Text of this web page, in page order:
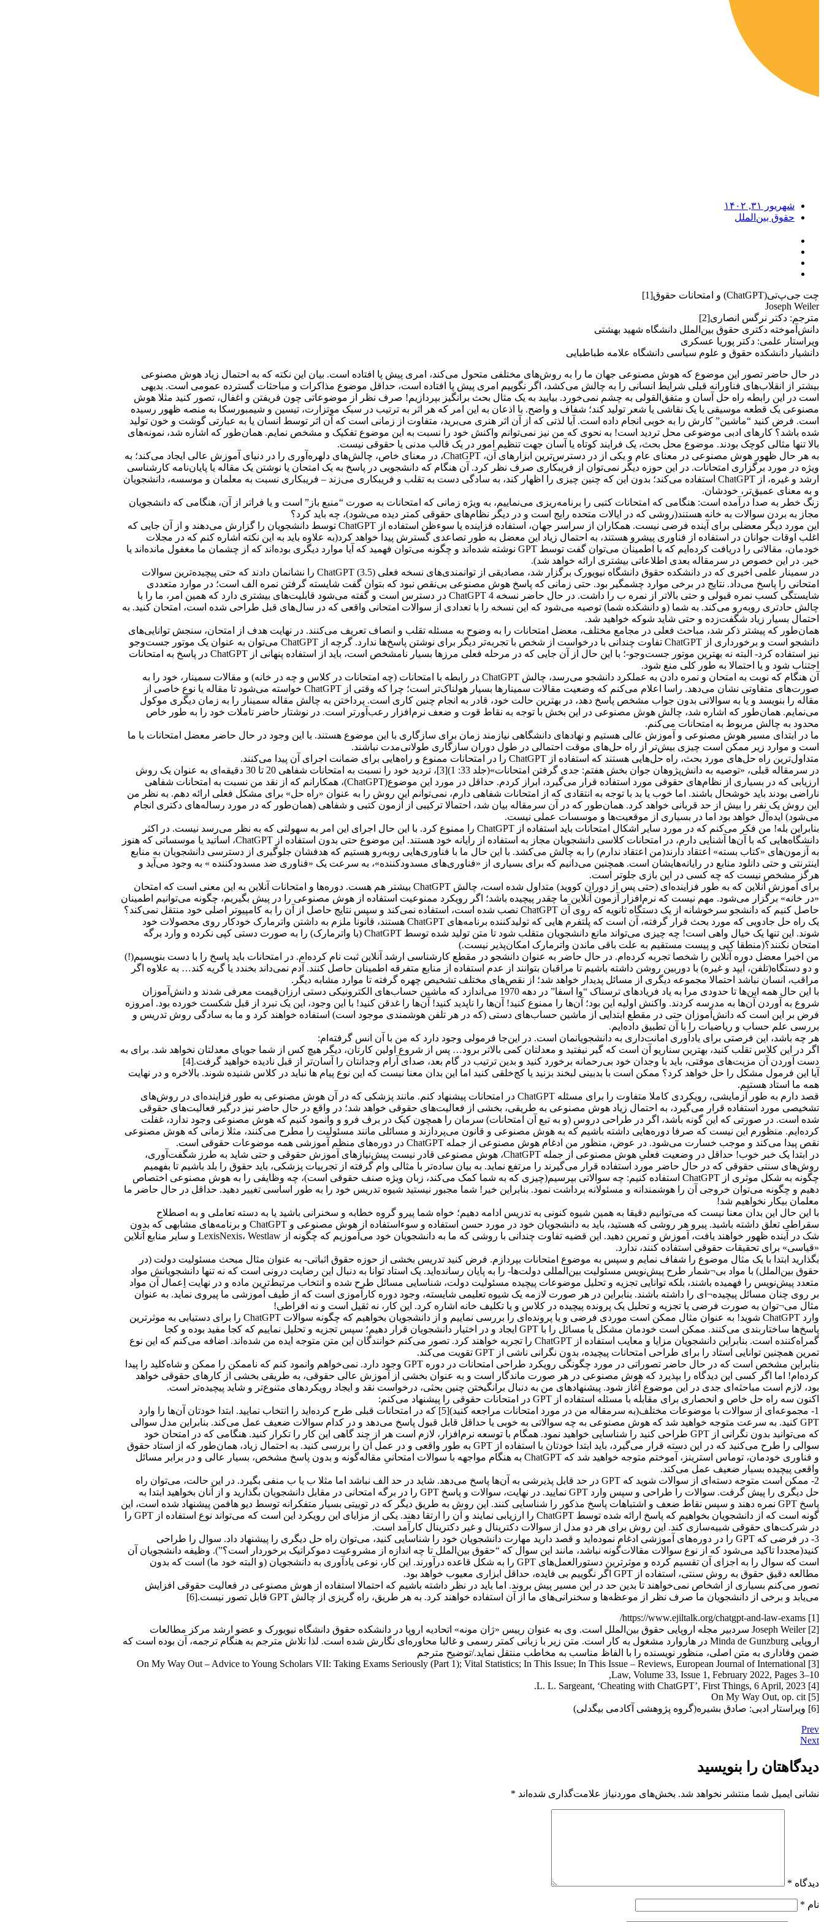
شهریور ۳۱, ۱۴۰۲
حقوق بین‌الملل
چت جی‌پ‌تی(ChatGPT) و امتحانات حقوق[1]
Joseph Weiler
مترجم: دکتر نرگس انصاری[2]
دانش‌آموخته دکتری حقوق بین‌الملل دانشگاه شهید بهشتی
ویراستار علمی: دکتر پوریا عسکری
دانشیار دانشکده حقوق و علوم سیاسی دانشگاه علامه طباطبایی
در حال حاضر تصور این موضوع که هوش مصنوعی جهان ما را به روش‌های مختلفی متحول می‌کند، امری پیش پا افتاده است. بیان این نکته که به احتمال زیاد هوش مصنوعی
بیشتر از انقلاب‌های فناورانه قبلی شرایط انسانی را به چالش می‌کشد، اگر نگوییم امری پیش پا افتاده است، حداقل موضوع مذاکرات و مباحثات گسترده عمومی است. بدیهی
است در این رابطه راه حل آسان و متفق‌القولی به چشم نمی‌خورد. بیایید به یک مثال بحث برانگیز بپردازیم! صرف نظر از موضوعاتی چون فریفتن و اغفال، تصور کنید مثلا هوش
مصنوعی یک قطعه موسیقی یا یک نقاشی یا شعر تولید کند؛ شفاف و واضح. با اذعان به این امر که هر اثر به ترتیب در سبک موتزارت، تیسین و شیمبورسکا به منصه ظهور رسیده
است. فرض کنید “ماشین” کارش را به خوبی انجام داده است. آیا لذتی که از آن اثر هنری می‌برید، متفاوت از زمانی است که آن اثر توسط انسان یا به عبارتی گوشت و خون تولید
شده باشد؟ کارهای ادبی موضوعی محل تردید است! به نحوی که من نیز نمی‌توانم واکنش خود را نسبت به این موضوع تفکیک و مشخص نمایم. همان‌طور که اشاره شد، نمونه‌های
بالا تنها مثالی کوچک بودند. موضوع محل بحث، یک فرایند کوتاه یا آسان جهت تنظیم امور در یک قالب مدنی یا حقوقی نیست.
به هر حال ظهور هوش مصنوعی در معنای عام و یکی از در دسترس‌ترین ابزارهای آن، ChatGPT، در معنای خاص، چالش‌های دلهره‌‌آوری را در دنیای آموزش عالی ایجاد می‌‌کند؛ به
ویژه در مورد برگزاری امتحانات. در این حوزه دیگر نمی‌توان از فریبکاری صرف نظر کرد. آن هنگام که دانشجویی در پاسخ به یک امتحان یا نوشتن یک مقاله یا پایان‌نامه کارشناسی
ارشد و غیره، از ChatGPT استفاده می‌کند؛ بدون این که چنین چیزی را اظهار کند، به سادگی دست به تقلب و فریبکاری می‌زند – فریبکاری نسبت به معلمان و موسسه، دانشجویان
و به معنای عمیق‌تر، خودشان.
زنگ خطر به صدا درآمده است: هنگامی که امتحانات کتبی را برنامه‌ریزی می‌نماییم، به ویژه زمانی که امتحانات به صورت “منبع باز” است و یا فراتر از آن، هنگامی که دانشجویان
مجاز به بردن سوالات به خانه هستند(روشی که در ایالات متحده رایج است و در دیگر نظام‌های حقوقی کمتر دیده می‌‌شود)، چه باید کرد؟
این مورد دیگر معضلی برای آینده فرضی نیست. همکاران از سراسر جهان، استفاده فزاینده یا سوءظن استفاده از ChatGPT توسط دانشجویان را گزارش می‌دهند و از آن جایی که
اغلب اوقات جوانان در استفاده از فناوری پیشرو هستند، به احتمال زیاد این معضل به طور تصاعدی گسترش پیدا خواهد کرد(به علاوه باید به این نکته اشاره کنم که در مجلات
خودمان، مقالاتی را دریافت کرده‌ایم که با اطمینان می‌توان گفت توسط GPT نوشته شده‌اند و چگونه می‌توان فهمید که آیا موارد دیگری بوده‌اند که از چشمان ما مغفول مانده‌اند یا
خیر. در این خصوص در سرمقاله بعدی اطلاعاتی بیشتری ارائه خواهد شد).
در سمینار علمی اخیری که در دانشکده حقوق دانشگاه نیویورک برگزار شد، مصادیقی از توانمندی‌های نسخه فعلی (3.5) ChatGPT را نشانمان دادند که حتی پیچیده‌ترین سوالات
امتحانی را پاسخ می‌داد. نتایج در برخی موارد چشمگیر بود. حتی زمانی که پاسخ هوش مصنوعی بی‌نقص نبود که بتوان گفت شایسته گرفتن نمره الف است؛ در موارد متعددی
شایستگی کسب نمره قبولی و حتی بالاتر از نمره ب را داشت. در حال حاضر نسخه 4 ChatGPT در دسترس است و گفته می‌شود قابلیت‌های بیشتری دارد که همین امر، ما را با
چالش حادتری روبه‌رو می‌کند. به شما (و دانشکده شما) توصیه می‌شود که این نسخه را با تعدادی از سوالات امتحانی واقعی که در سال‌های قبل طراحی شده است، امتحان کنید. به
احتمال بسیار زیاد شگفت‌زده و حتی شاید شوکه خواهید شد.
همان‌طور که پیشتر ذکر شد، مباحث فعلی در مجامع مختلف، معضل امتحانات را به وضوح به مسئله تقلب و انصاف تعریف می‌کنند. در نهایت هدف از امتحان، سنجش توانایی‌های
دانشجو است و برخورداری از ChatGPT تفاوت چندانی با درخواست از شخص با تجربه‌تر دیگر برای نوشتن پاسخ‌ها ندارد. گرچه از ChatGPT می‌توان به عنوان یک موتور جست‌وجو
نیز استفاده کرد- البته نه بهترین موتور جست‌وجو-؛ با این حال از آن جایی که در مرحله فعلی مرزها بسیار نامشخص است، باید از استفاده پنهانی از ChatGPT در پاسخ به امتحانات
اجتناب شود و یا احتمالا به طور کلی منع شود.
آن هنگام که نوبت به امتحان و نمره دادن به عملکرد دانشجو می‌رسد، چالش ChatGPT در رابطه با امتحانات (چه امتحانات در کلاس و چه در خانه) و مقالات سمینار، خود را به
صورت‌های متفاوتی نشان می‌دهد. راسا اعلام می‌کنم که وضعیت مقالات سمینارها بسیار هولناک‌تر است؛ چرا که وقتی از ChatGPT خواسته می‌شود تا مقاله یا نوع خاصی از
مقاله را بنویسد و یا به سوالاتی بدون جواب مشخص پاسخ دهد، در بهترین حالت خود، قادر به انجام چنین کاری است. پرداختن به چالش مقاله سمینار را به زمان دیگری موکول
می‌نمایم. همان‌طور که اشاره شد، چالش هوش مصنوعی در این بخش با توجه به نقاط قوت و ضعف نرم‌افزار رعب‌آورتر است. در نوشتار حاضر تاملات خود را به طور خاص
محدود به چالش مربوط به امتحانات می‌کنم.
ما در ابتدای مسیر هوش مصنوعی و آموزش عالی هستیم و نهادهای دانشگاهی نیازمند زمان برای سازگاری با این موضوع هستند. با این وجود در حال حاضر معضل امتحانات با ما
است و موارد زیر ممکن است چیزی بیش‌تر از راه حل‌های موقت احتمالی در طول دوران سازگاری طولانی‌مدت نباشند.
متداول‌ترین راه حل‌های مورد بحث، راه حل‌هایی هستند که استفاده از ChatGPT را در امتحانات ممنوع و راه‌هایی برای ضمانت اجرای آن پیدا می‌کنند.
در سرمقاله قبلی، «توصیه به دانش‌پژوهان جوان بخش هفتم: جدی گرفتن امتحانات»(جلد 33: 1)[3]، تردید خود را نسبت به امتحانات شفاهی 20 تا 30 دقیقه‌ای به عنوان یک روش
ارزیابی که در بسیاری از نظام‌های حقوقی مورد استفاده قرار می‌گیرد، ابراز کردم. حداقل در مورد این موضوع(ChatGPT)، همکارانم که از نقد من نسبت به امتحانات شفاهی
ناراضی بودند باید خوشحال باشند. اما خوب یا بد با توجه به انتقادی که از امتحانات شفاهی دارم، نمی‌توانم این روش را به عنوان «راه‌ حل» برای مشکل فعلی ارائه دهم. به نظر من
این روش یک نفر را بیش از حد قربانی خواهد کرد. همان‌طور که در آن سرمقاله بیان شد، احتمالا ترکیبی از آزمون کتبی و شفاهی (همان‌طور که در مورد رساله‌های دکتری انجام
می‌شود) ایده‌آل خواهد بود اما در بسیاری از موقعیت‌ها و موسسات عملی نیست.
بنابراین بله! من فکر می‌کنم که در مورد سایر اشکال امتحانات باید استفاده از ChatGPT را ممنوع کرد. با این حال اجرای این امر به سهولتی که به نظر می‌رسد نیست. در اکثر
دانشگاه‌هایی که با آن‌ها آشنایی دارم، در امتحانات کلاسی دانشجویان مجاز به استفاده از رایانه خود هستند. این موضوع حتی بدون استفاده از ChatGPT، اساتید یا موسساتی که هنوز
به آزمون‌های «کتاب بسته» اعتقاد دارند(من اعتقاد ندارم) را به چالش می‌کشد. با این حال ما با فناوری‌هایی روبه‌رو هستیم که هدفشان جلوگیری از دسترسی دانشجویان به منابع
اینترنتی و حتی دانلود منابع در رایانه‌هایشان است. همچنین می‌دانیم که برای بسیاری از «فناوری‌های مسدودکننده»، به سرعت یک «فناوری ضد مسدودکننده » به وجود می‌آید و
هرگز مشخص نیست که چه کسی در این بازی جلوتر است.
برای آموزش آنلاین که به طور فزاینده‌ای (حتی پس از دوران کووید) متداول شده است، چالش ChatGPT بیشتر هم هست. دوره‌ها و امتحانات آنلاین به این معنی است که امتحان
«در خانه» برگزار می‌شود. مهم نیست که نرم‌افزار آزمون آنلاین ما چقدر پیچیده باشد؛ اگر رویکرد ممنوعیت استفاده از هوش مصنوعی را در پیش بگیریم، چگونه می‌توانیم اطمینان
حاصل کنیم که دانشجو سرخوشانه از یک دستگاه ثانویه که روی آن ChatGPT نصب شده است، استفاده نمی‌کند و سپس نتایج حاصل از آن را به کامپیوتر اصلی خود منتقل نمی‌کند؟
یک راه حل جادویی که مورد بحث قرار گرفته، آن است که پلتفرم هایی که تولیدکننده برنامه‌های ChatGPT هستند، قانونا ملزم به داشتن واترمارک خودکار روی محصولات خود
شوند. این تنها یک خیال واهی است! چه چیزی می‌تواند مانع دانشجویان متقلب شود تا متن تولید شده توسط ChatGPT (با واترمارک) را به صورت دستی کپی نکرده و وارد برگه
امتحان نکنند؟(منطقا کپی و پیست مستقیم به علت باقی ماندن واترمارک امکان‌پذیر نیست.)
من اخیرا معضل دوره آنلاین را شخصا تجربه کرده‌ام. در حال حاضر به عنوان دانشجو در مقطع کارشناسی ارشد آنلاین ثبت نام کرده‌ام. در امتحانات باید پاسخ را با دست بنویسیم(!)
و دو دستگاه(تلفن، آیپد و غیره) با دوربین روشن داشته باشیم تا مراقبان بتوانند از عدم استفاده از منابع متفرقه اطمینان حاصل کنند. آدم نمی‌داند بخندد یا گریه کند… به علاوه اگر
مراقب، انسان نباشد احتمالا مجموعه دیگری از مسائل پدیدار خواهد شد؛ از نقص‌های مختلف تشخیص چهره گرفته تا موارد مشابه دیگر.
با این حال همه این‌ها تا حدودی مرا به یاد فریادهای ترسناک “وا اسفا” در دهه 1970 می‌اندازد که ماشین حساب‌های الکترونیکی دستی ارزان‌قیمت معرفی شدند و دانش‌آموزان
شروع به آوردن آن‌ها به مدرسه کردند. واکنش اولیه این بود؛ آن‌ها را ممنوع کنید! آن‌ها را ناپدید کنید! آن‌ها را غدقن کنید! با این وجود، این یک نبرد از قبل شکست خورده بود. امروزه
فرض بر این است که دانش‌آموزان حتی در مقطع ابتدایی از ماشین ‌حساب‌های دستی (که در هر تلفن هوشمندی موجود است) استفاده خواهند کرد و ما به سادگی روش تدریس و
بررسی علم حساب و ریاضیات را با آن تطبیق داده‌ایم.
هر چه باشد، این فرصتی برای یادآوری امانت‌داری به دانشجویانمان است. در این‌جا فرمولی وجود دارد که من با آن انس گرفته‌ام:
اگر در این کلاس تقلب کنید، بهترین سناریو آن است که گیر نیفتید و معدلتان کمی بالاتر برود… پس از شروع اولین کارتان، دیگر هیچ کس از شما جویای معدلتان نخواهد شد. برای به
دست آوردن آن مزیت‌های موقتی، باید با وجدان خود بی‌رحمانه برخورد کنید و بدین ترتیب در گام بعد، صدای آرام وجدانتان را آسان‌تر از قبل نادیده خواهید گرفت.[4]
آیا این فرمول مشکل را حل خواهد کرد؟ ممکن است با بدبینی لبخند بزنید یا کج‌خلقی کنید اما این بدان معنا نیست که این نوع پیام ها نباید در کلاس شنیده شوند. بالاخره و در نهایت
همه ما استاد هستیم.
قصد دارم به طور آزمایشی، رویکردی کاملا متفاوت را برای مسئله ChatGPT در امتحانات پیشنهاد کنم. مانند پزشکی که در آن هوش مصنوعی به طور فزاینده‌ای در روش‌های
تشخیصی مورد استفاده قرار می‌گیرد، به احتمال زیاد هوش مصنوعی به طریقی، بخشی از فعالیت‌های حقوقی خواهد شد؛ در واقع در حال حاضر نیز درگیر فعالیت‌های حقوقی
شده است. در صورتی که این گونه باشد، اگر در طراحی دروس (و به تبع آن امتحانات) سرمان را همچون کبک در برف فرو و وانمود کنیم که هوش مصنوعی وجود ندارد، غفلت
کرده‌ایم. منظورم این نیست که صرفا دوره‌‌هایی داشته باشیم که به هوش مصنوعی و قانون می‌پردازند و مسائلی مانند مسئولیت را مطرح می‌کنند، مثلا زمانی که هوش مصنوعی
نقص پیدا می‌کند و موجب خسارت می‌شود. در عوض، منظور من ادغام هوش مصنوعی از جمله ChatGPT در دوره‌های منظم آموزشی همه موضوعات حقوقی است.
در ابتدا یک خبر خوب! حداقل در وضعیت فعلیِ هوش مصنوعی از جمله ChatGPT، هوش مصنوعی قادر نیست پیش‌نیازهای آموزش حقوقی و حتی شاید به طرز شگفت‌آوری،
روش‌های سنتی حقوقی که در حال حاضر مورد استفاده قرار می‌گیرند را مرتفع نماید. به بیان ساده‌تر با مثالی وام گرفته از تجربیات پزشکی، باید حقوق را بلد باشیم تا بفهمیم
چگونه به شکل موثری از ChatGPT استفاده کنیم: چه سوالاتی بپرسیم(چیزی که به شما کمک می‌کند، زبان ویژه صنف حقوقی است)، چه وظایفی را به هوش مصنوعی اختصاص
دهیم و چگونه می‌توان خروجی آن را هوشمندانه و مسئولانه برداشت نمود. بنابراین خیر! شما مجبور نیستید شیوه تدریس خود را به طور اساسی تغییر دهید. حداقل در حال حاضر ما
معلمان بیکار نخواهیم شد!
با این حال این بدان معنا نیست که می‌توانیم دقیقا به همین شیوه کنونی به تدریس ادامه دهیم؛ خواه شما پیرو گروه خطابه و سخنرانی باشید یا به دسته تعاملی و به اصطلاح
سقراطی تعلق داشته باشید. پیرو هر روشی که هستید، باید به دانشجویان خود در مورد حسن استفاده و سوء‌استفاده از هوش مصنوعی و ChatGPT و برنامه‌های مشابهی که بدون
شک در آینده ظهور خواهند یافت، آموزش و تمرین دهید. این قضیه تفاوت چندانی با روشی که ما به دانشجویان خود می‌آموزیم که چگونه از LexisNexis، Westlaw و سایر منابع آنلاین
«قیاسی» برای تحقیقات حقوقی استفاده کنند، ندارد.
بگذارید ابتدا با یک مثال موضوع را شفاف نمایم و سپس به موضوع امتحانات بپردازم. فرض کنید تدریس بخشی از حوزه حقوق اثباتی- به عنوان مثال مبحث مسئولیت دولت (در
حقوق بین‌الملل) با مواد بی¬شمار طرح پیش‌نویس مسئولیت بین‌المللی دولت‌ها- را به پایان رسانده‌اید. یک استاد توانا به دنبال این رضایت درونی است که نه تنها دانشجویانش مواد
متعدد پیش‌نویس را فهمیده باشند، بلکه توانایی تجزیه و تحلیل موضوعات پیچیده مسئولیت دولت، شناسایی مسائل طرح شده و انتخاب مرتبط‌ترین ماده و در نهایت اِعمال آن مواد
بر روی چنان مسائل پیچیده¬ای را داشته باشند. بنابراین در هر صورت لازمه یک شیوه تعلیمی شایسته، وجود دوره کارآموزی است که از طیف آموزشی ما پیروی نماید. به عنوان
مثال می¬توان به صورت فرضی یا تجزیه و تحلیل یک پرونده پیچیده در کلاس و یا تکلیف خانه اشاره کرد. این کار، نه ثقیل است و نه افراطی!
وارد ChatGPT شوید! به عنوان مثال ممکن است موردی فرضی و یا پرونده‌ای را بررسی نماییم و از دانشجویان بخواهیم که چگونه سوالات ChatGPT را برای دستیابی به موثرترین
پاسخ‌ها ساختاربندی می‌کنند. ممکن است خودمان مشکل یا مسائل را با GPT ایجاد و در اختیار دانشجویان قرار دهیم؛ سپس تجزیه و تحلیل نماییم که کجا مفید بوده و کجا
گمراه‌کننده است. بنابراین دانشجویان مزایا و معایب استفاده از ChatGPT را تجربه خواهند کرد. تصور می‌کنم خوانندگان این متن متوجه ایده من شده‌اند. اضافه می‌کنم که این نوع
تمرین همچنین توانایی استاد را برای طراحی امتحانات پیچیده، بدون نگرانی ناشی از GPT تقویت می‌کند.
بنابراین مشخص است که در حال حاضر تصوراتی در مورد چگونگی رویکرد طراحی امتحانات در دوره GPT وجود دارد. نمی‌خواهم وانمود کنم که ناممکن را ممکن و شاه‌کلید را پیدا
کرده‌ام! اما اگر کسی این دیدگاه را بپذیرد که هوش مصنوعی در هر صورت ماندگار است و به عنوان بخشی از آموزش عالی حقوقی، به طریقی بخشی از کارهای حقوقی خواهد
بود، لازم است مباحثه‌ای جدی در این موضوع آغاز شود. پیشنهادهای من به دنبال برانگیختن چنین بحثی، درخواست نقد و ایجاد رویکردهای متنوع‌تر و شاید پیچیده‌تر است.
اکنون سه راه حل خاص و انحصاری برای مقابله با مسئله استفاده از GPT در امتحانات حقوقی را پیشنهاد می‌کنم:
1- مجموعه‌ای از سوالات با موضوعات مختلف(به سرمقاله من در مورد امتحانات مراجعه کنید)[5] که در امتحانات قبلی طرح کرده‌اید را انتخاب نمایید. ابتدا خودتان آن‌ها را وارد
GPT کنید. به سرعت متوجه خواهید شد که هوش مصنوعی به چه سوالاتی به خوبی یا حداقل قابل قبول پاسخ می‌دهد و در کدام سوالات ضعیف عمل می‌کند. بنابراین مدل سوالی
که می‌توانید بدون نگرانی از GPT طراحی کنید را شناسایی خواهید نمود. همگام با توسعه نرم‌افزار، لازم است هر از چند گاهی این کار را تکرار کنید. هنگامی که در امتحان خود
سوالی را طرح می‌کنید که در این دسته قرار می‌گیرد، باید ابتدا خودتان با استفاده از GPT به طور واقعی و در عمل آن را بررسی کنید. به احتمال زیاد، همان‌طور که از استاد حقوق
و فناوری خودمان، توماس استرینز، آموختم متوجه خواهید شد که ChatGPT به هنگام مواجهه با سوالات امتحانیِ مقاله‌گونه و بدون پاسخ مشخص، بسیار عالی و در برابر مسائل
واقعی پیچیده بسیار ضعیف عمل می‌کند.
2- ممکن است متوجه دسته‌ای از سوالات شوید که GPT در حد قابل پذیرشی به آن‌ها پاسخ می‌دهد. شاید در حد الف نباشد اما مثلا ب یا ب منفی بگیرد. در این حالت، می‌توان راه
حل دیگری را پیش گرفت. سوالات را طراحی و سپس وارد GPT نمایید. در نهایت، سوالات و پاسخ GPT را در برگه امتحانی در مقابل دانشجویان بگذارید و از آنان بخواهید ابتدا به
پاسخ GPT نمره دهند و سپس نقاط ضعف و اشتباهات پاسخ مذکور را شناسایی کنند. این روش به طریق دیگر که در توییتی بسیار متفکرانه توسط دیو هافمن پیشنهاد شده است، این
گونه است که از دانشجویان بخواهیم که پاسخ ارائه شده توسط ChatGPT را ارزیابی نمایند و آن را ارتقا دهند. یکی از مزایای این رویکرد این است که می‌تواند نوع استفاده از GPT را
در شرکت‌های حقوقی شبیه‌سازی کند. این روش برای هر دو مدل از سوالات دکترینال و غیر دکترینال کارآمد است.
3- در فرضی که GPT را در دوره‌های آموزشی ادغام نموده‌اید و قصد دارید مهارت دانشجویان خود را شناسایی کنید، می‌توان راه حل دیگری را پیشنهاد داد. سوال را طراحی
کنید(مجددا تاکید می‌شود که از نوع سوالات مقالات‌گونه نباشد، مانند این سوال که “حقوق بین‌الملل تا چه اندازه از مشروعیت دموکراتیک برخوردار است؟”). وظیفه دانشجویان آن
است که سوال را به اجزای آن تقسیم کرده و موثرترین دستورالعمل‌های GPT را به شکل قاعده درآورند. این کار، نوعی یادآوری به دانشجویان (و البته خود ما) است که بدون
مطالعه دقیق حقوق به روش سنتی، استفاده از GPT اگر نگوییم بی فایده، حداقل ابزاری معیوب خواهد بود.
تصور می‌کنم بسیاری از اشخاص نمی‌خواهند تا بدین حد در این مسیر پیش بروند. اما باید در نظر داشته باشیم که احتمالا استفاده از هوش مصنوعی در فعالیت حقوقی افزایش
می‌یابد و برخی از دانشجویان ما صرف نظر از موعظه‌ها و سخنرانی‌های ما از آن استفاده خواهند کرد. به هر طریق، راه گریزی از چالش GPT قابل تصور نیست.[6]
[1] https://www.ejiltalk.org/chatgpt-and-law-exams/
[2] Joseph Weiler سردبیر مجله اروپایی حقوق بین‌الملل است. وی به عنوان رییس «ژان مونه» اتحادیه اروپا در دانشکده حقوق دانشگاه نیویورک و عضو ارشد مرکز مطالعات
اروپایی Minda de Gunzburg در هاروارد مشغول به کار است. متن زیر با زبانی کمتر رسمی و غالبا محاوره‌ای نگارش شده است. لذا تلاش مترجم به هنگام ترجمه، آن بوده است که
ضمن وفاداری به متن اصلی، منظور نویسنده را با الفاظ مناسب به مخاطب منتقل نماید./توضیح مترجم
[3] On My Way Out – Advice to Young Scholars VII: Taking Exams Seriously (Part 1); Vital Statistics; In This Issue; In This Issue – Reviews, European Journal of International
Law, Volume 33, Issue 1, February 2022, Pages 3–10,
[4] L. L. Sargeant, ‘Cheating with ChatGPT’, First Things, 6 April, 2023.
[5] On My Way Out, op. cit
[6] ویراستار ادبی: صادق بشیره(گروه پژوهشی آکادمی بیگدلی)
Prev
Next
دیدگاهتان را بنویسید
نشانی ایمیل شما منتشر نخواهد شد. بخش‌های موردنیاز علامت‌گذاری شده‌اند *
دیدگاه *
نام *